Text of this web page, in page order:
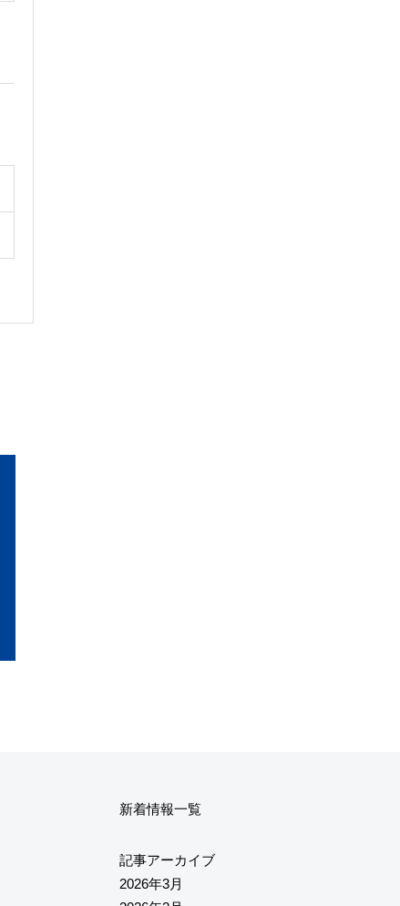
新着情報一覧
記事アーカイブ
2026年3月